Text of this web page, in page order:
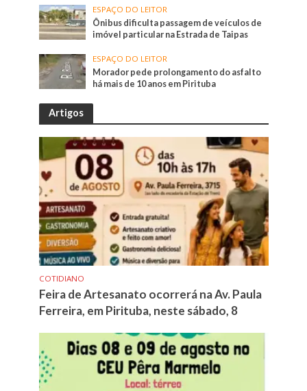
ESPAÇO DO LEITOR
Ônibus dificulta passagem de veículos de
imóvel particular na Estrada de Taipas
ESPAÇO DO LEITOR
Morador pede prolongamento do asfalto
há mais de 10 anos em Pirituba
Artigos
COTIDIANO
Feira de Artesanato ocorrerá na Av. Paula
Ferreira, em Pirituba, neste sábado, 8